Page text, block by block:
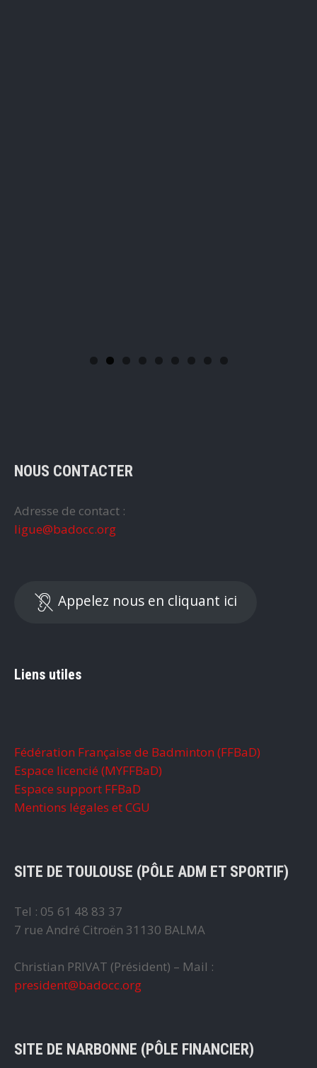
NOUS CONTACTER
Adresse de contact :
ligue@badocc.org
Appelez nous en cliquant ici
Liens utiles
Fédération Française de Badminton (FFBaD)
Espace licencié (MYFFBaD)
Espace support FFBaD
Mentions légales et CGU
SITE DE TOULOUSE (PÔLE ADM ET SPORTIF)
Tel : 05 61 48 83 37
7 rue André Citroën 31130 BALMA
Christian PRIVAT (Président) – Mail :
president@badocc.org
SITE DE NARBONNE (PÔLE FINANCIER)